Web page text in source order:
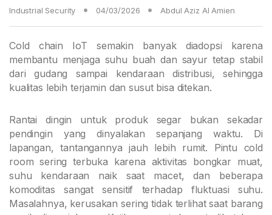
Industrial Security 04/03/2026 Abdul Aziz Al Amien
Cold chain IoT semakin banyak diadopsi karena
membantu menjaga suhu buah dan sayur tetap stabil
dari gudang sampai kendaraan distribusi, sehingga
kualitas lebih terjamin dan susut bisa ditekan.
Rantai dingin untuk produk segar bukan sekadar
pendingin yang dinyalakan sepanjang waktu. Di
lapangan, tantangannya jauh lebih rumit. Pintu cold
room sering terbuka karena aktivitas bongkar muat,
suhu kendaraan naik saat macet, dan beberapa
komoditas sangat sensitif terhadap fluktuasi suhu.
Masalahnya, kerusakan sering tidak terlihat saat barang